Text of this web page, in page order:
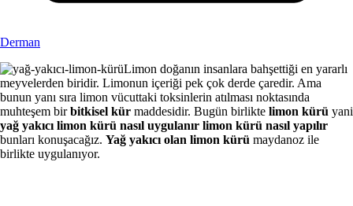
Derman
Limon doğanın insanlara bahşettiği en yararlı
meyvelerden biridir. Limonun içeriği pek çok derde çaredir. Ama
bunun yanı sıra limon vücuttaki toksinlerin atılması noktasında
muhteşem birbitkisel kür maddesidir. Bugün birlikte limon kürü yani
yağ yakıcı limon kürü nasıl uygulanır limon kürü nasıl yapılır
bunları konuşacağız. Yağ yakıcı olan limon kürü maydanoz ile
birlikte uygulanıyor.